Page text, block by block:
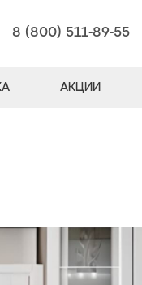
8 (800) 511-89-55
АКЦИИ